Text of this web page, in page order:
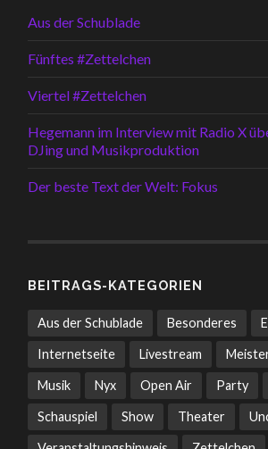
Aus der Schublade
Fünftes #Zettelchen
Viertel #Zettelchen
Hegemann im Interview mit Radio X
DJing und Musikproduktion
Der beste Text der Welt: Fokus
BEITRAGS-KATEGORIEN
Aus der Schublade Besonderes
Internetseite Livestream
Musik Nyx Open Air Party
Schauspiel Show Theater